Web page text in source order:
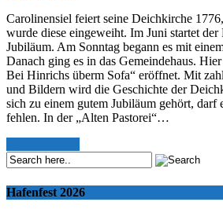
Carolinensiel feiert seine Deichkirche
wurde diese eingeweiht. Im Juni startet der
Jubiläum. Am Sonntag begann es mit
Danach ging es in das Gemeindehaus.
Bei Hinrichs überm Sofa“ eröffnet. Mit
und Bildern wird die Geschichte der
sich zu einem gutem Jubiläum gehört, darf
fehlen. In der „Alten Pastorei“…
Hafenfest 2026